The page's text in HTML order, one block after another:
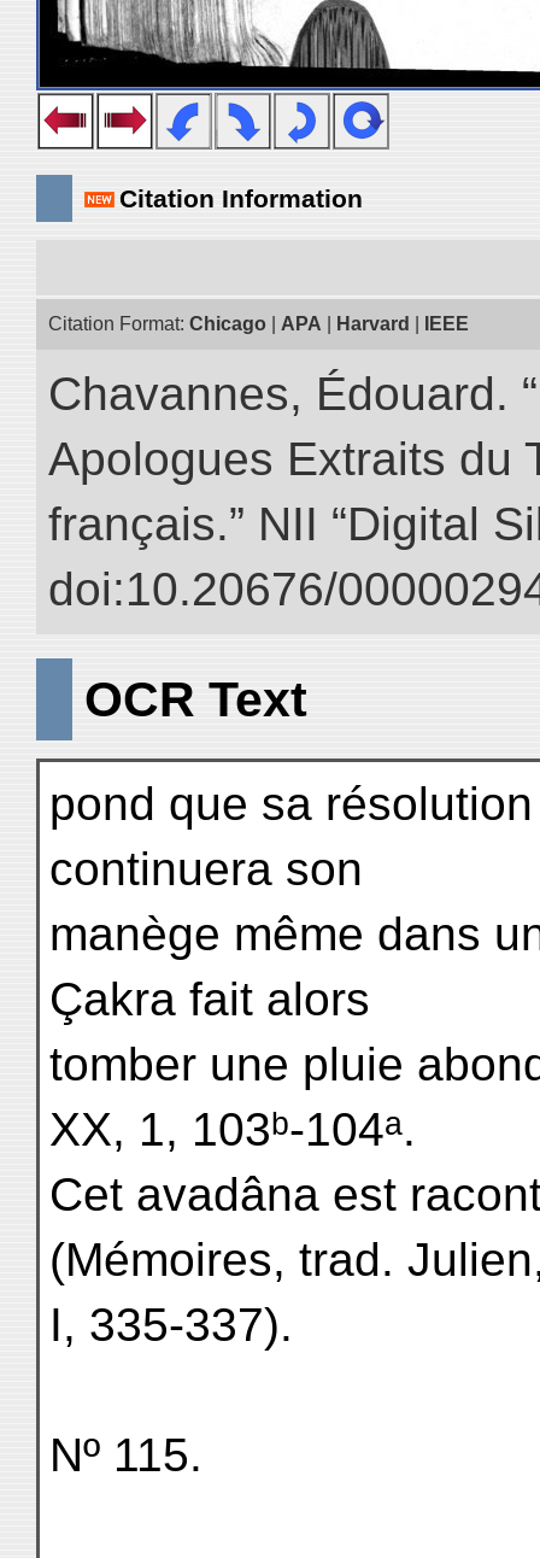
Citation Information
Citation Format: Chicago APA Harvard IEEE
Chavannes, Édouard.
Apologues Extraits du
français.” NII “Digital
doi:10.20676/
OCR Text
pond que sa
continuera son
manège même dans
Çakra fait alors
tomber une pluie
XX, 1, 103ᵇ-104ᵃ.
Cet avadâna est
(Mémoires, trad.
I, 335-337).
Nº 115.